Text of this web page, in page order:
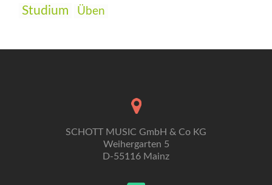
Studium Üben
SCHOTT MUSIC GmbH & Co KG
Weihergarten 5
D-55116 Mainz